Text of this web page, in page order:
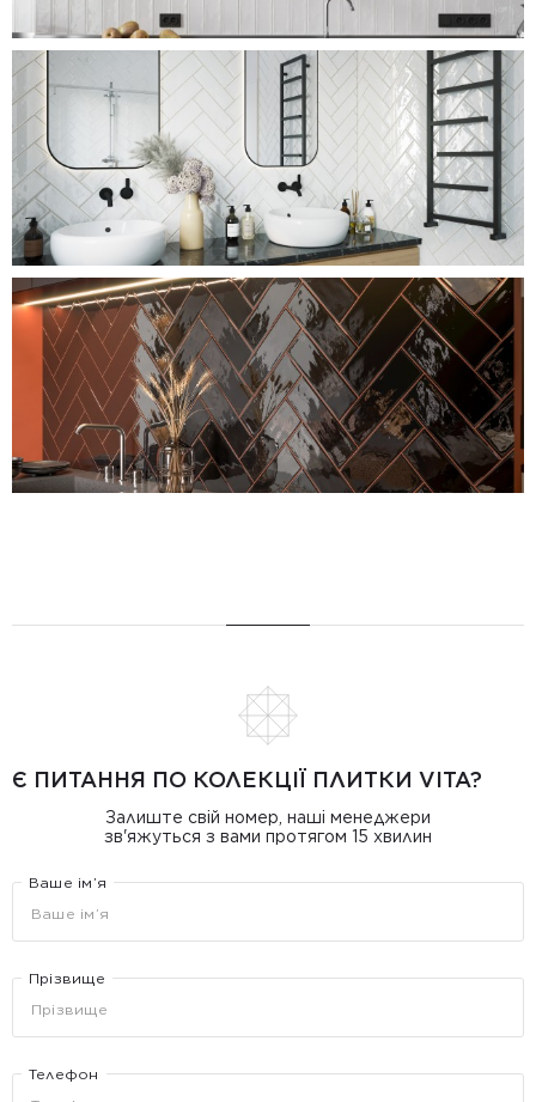
Є ПИТАННЯ ПО КОЛЕКЦІЇ ПЛИТКИ VITA?
Залиште свій номер, наші менеджери
зв'яжуться з вами протягом 15 хвилин
Ваше ім’я
Прізвище
Телефон